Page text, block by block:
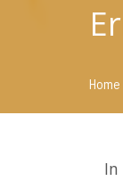
Home
In